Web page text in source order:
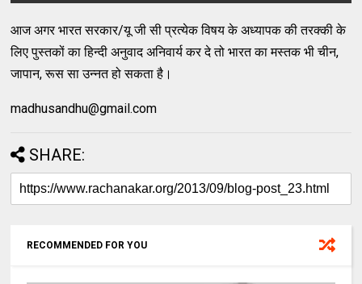
आज अगर भारत सरकार/यू जी सी प्रत्‍येक विषय के अध्‍यापक की तरक्‍की के
लिए पुस्‍तकों का हिन्‍दी अनुवाद अनिवार्य कर दे तो भारत का मस्‍तक भी चीन,
जापान, रूस सा उन्‍नत हो सकता है।
madhusandhu@gmail.com
SHARE:
RECOMMENDED FOR YOU